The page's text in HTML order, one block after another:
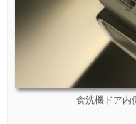
食洗機ドア内